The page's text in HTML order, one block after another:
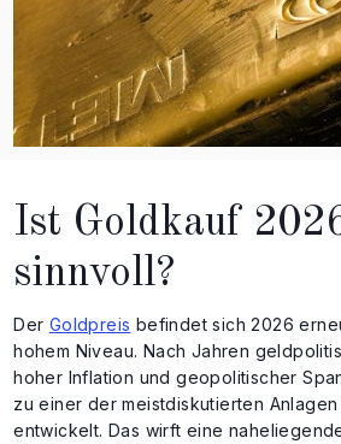
Ist Goldkauf
sinnvoll?
Der Goldpreis befindet sich 2026
hohem Niveau. Nach Jahren
hoher Inflation und geopolitischer
zu einer der meistdiskutierten
entwickelt. Das wirft eine